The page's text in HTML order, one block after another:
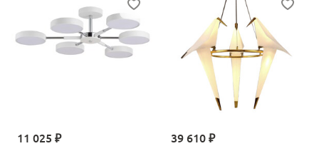
11 025 ₽ 39 610 ₽